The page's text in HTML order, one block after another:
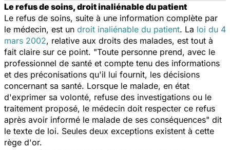
Le refus de soins, droit inaliénable du patient
Le refus de soins, suite à une information complète par
le médecin, est un droit inaliénable du patient. La loi du 4
mars 2002, relative aux droits des malades, est tout à
fait claire sur ce point. "Toute personne prend, avec le
professionnel de santé et compte tenu des informations
et des préconisations qu'il lui fournit, les décisions
concernant sa santé. Lorsque le malade, en état
d'exprimer sa volonté, refuse des investigations ou le
traitement proposé, le médecin doit respecter ce refus
après avoir informé le malade de ses conséquences" dit
le texte de loi. Seules deux exceptions existent à cette
rège d'or.